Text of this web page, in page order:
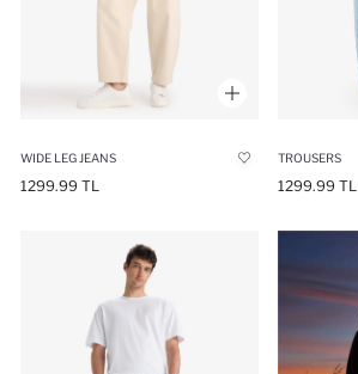
WIDE LEG JEANS
1299.99 TL
TROUSERS
1299.99 TL